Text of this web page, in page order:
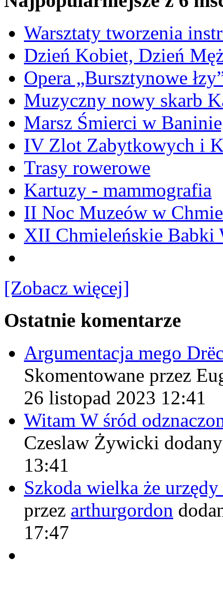
Warsztaty tworzenia
Dzień Kobiet, Dzień
Opera „Bursztynowe
Muzyczny nowy skarb
Marsz Śmierci w
IV Zlot Zabytkowych i
Trasy rowerowe
Kartuzy - mammografia
II Noc Muzeów w
XII Chmieleńskie Babki
[Zobacz więcej]
Ostatnie komentarze
Argumentacja mego
Skomentowane przez
26 listopad 2023 12:41
Witam W śród
Czeslaw Żywicki
13:41
Szkoda wielka że
przez arthurgordon
17:47